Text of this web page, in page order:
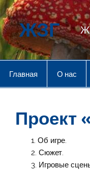
Перейти
к
содержимому
ЖЗГ
Главная О нас
Проект
Об игре.
Сюжет.
Игровые